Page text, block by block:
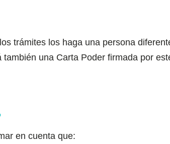
trámites los haga una persona
también una Carta Poder firmada por
en cuenta que: